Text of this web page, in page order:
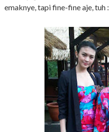
emaknye, tapi fine-fine aje, tuh :